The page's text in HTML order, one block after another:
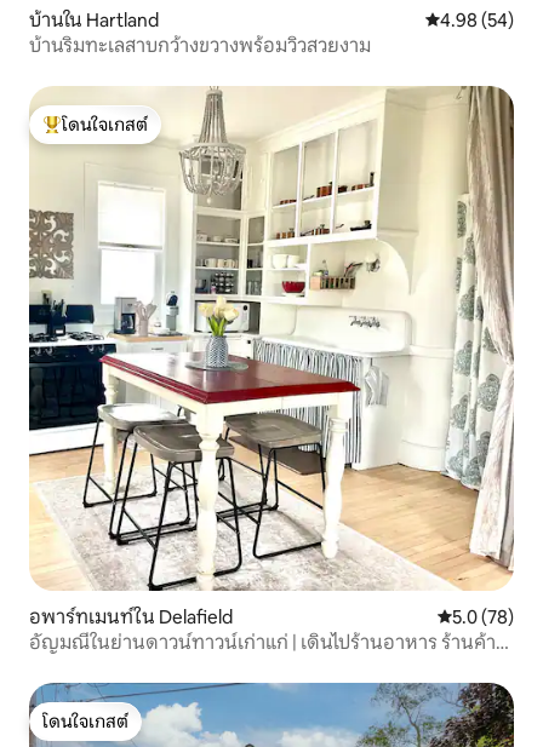
บ้านใน Hartland คะแนนเฉลี่ย
4.98 (54)
บ้านริมทะเลสาบกว้างขวางพร้อมวิวสวยงาม
โดนใจเกสต์ที่สุด
โดนใจเกสต์
อพาร์ทเมนท์ใน Delafield คะแนนเฉลี่ย
5.0 (78)
อัญมณีในย่านดาวน์ทาวน์เก่าแก่ | เดินไปร้านอาหาร ร้านค้า
โดนใจเกสต์
โดนใจเกสต์